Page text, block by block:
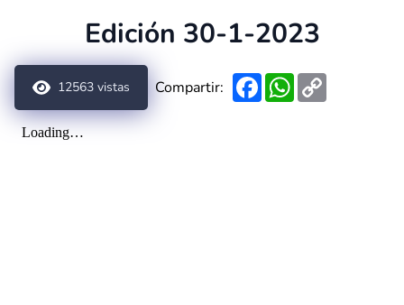
Edición 30-1-2023
12563 vistas Compartir: FacebookWhatsApp